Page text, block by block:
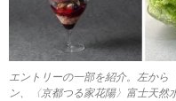
エントリーの一部を紹介。左から
ン、〈京都つる家花陽〉富士天